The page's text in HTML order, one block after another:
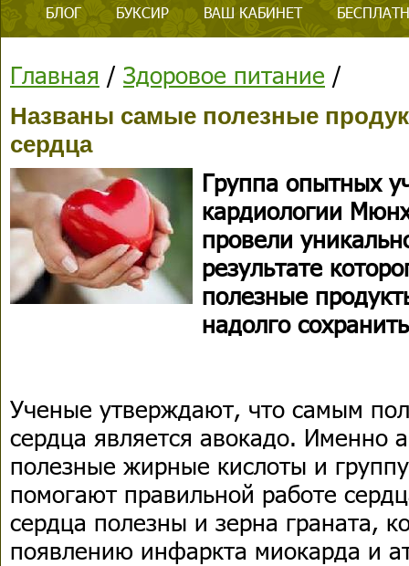
БЛОГ БУКСИР ВАШ КАБИНЕТ
Главная / Здоровое питание /
Названы самые полезные
сердца
Группа опытных
кардиологии
провели
результате
полезные
надолго
Ученые утверждают, что самым
сердца является авокадо. Именно
полезные жирные кислоты и
помогают правильной работе
сердца полезны и зерна граната,
появлению инфаркта миокарда и